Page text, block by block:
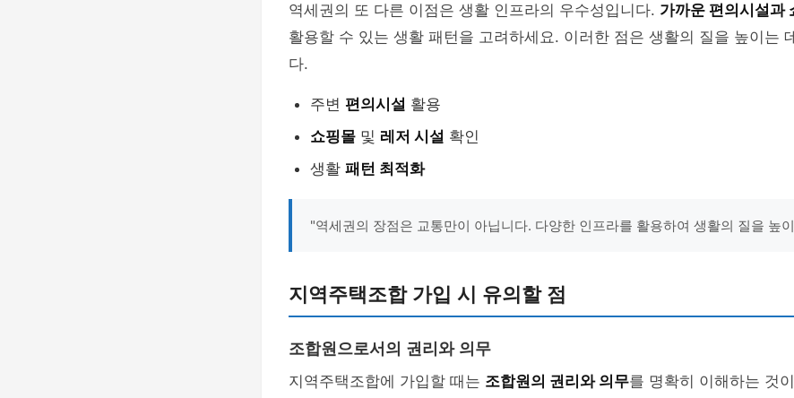
역세권의 또 다른 이점은 생활 인프라의 우수성입니다. 가까운 편의시설과
활용할 수 있는 생활 패턴을 고려하세요. 이러한 점은 생활의 질을 높이는
다.
주변 편의시설 활용
쇼핑몰 및 레저 시설 확인
생활 패턴 최적화
"역세권의 장점은 교통만이 아닙니다. 다양한 인프라를 활용하여 생활의 질을 높
지역주택조합 가입 시 유의할 점
조합원으로서의 권리와 의무
지역주택조합에 가입할 때는 조합원의 권리와 의무를 명확히 이해하는 것